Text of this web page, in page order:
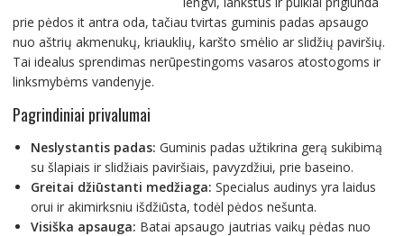
prie pėdos it antra oda, tačiau tvirtas guminis padas apsaugo
nuo aštrių akmenukų, kriauklių, karšto smėlio ar slidžių paviršių.
Tai idealus sprendimas nerūpestingoms vasaros atostogoms ir
linksmybėms vandenyje.
Pagrindiniai privalumai
Neslystantis padas: Guminis padas užtikrina gerą sukibimą
su šlapiais ir slidžiais paviršiais, pavyzdžiui, prie baseino.
Greitai džiūstanti medžiaga: Specialus audinys yra laidus
orui ir akimirksniu išdžiūsta, todėl pėdos nešunta.
Visiška apsauga: Batai apsaugo jautrias vaikų pėdas nuo